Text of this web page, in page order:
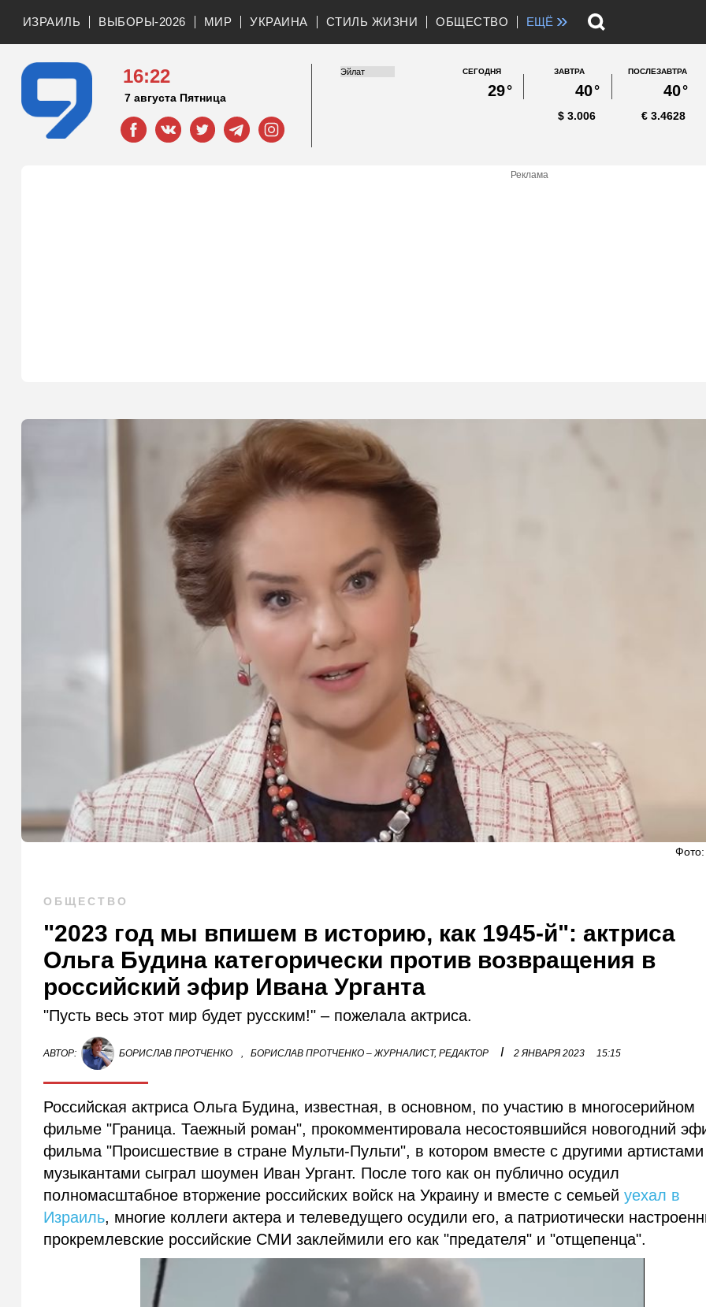
ИЗРАИЛЬ ВЫБОРЫ-2026 МИР УКРАИНА СТИЛЬ ЖИЗНИ ОБЩЕСТВО ЕЩЁ »
16:22
7 августа Пятница
СЕГОДНЯ
29°
ЗАВТРА
40°
ПОСЛЕЗАВТРА
40°
3.006
$ 3.4628
€
Реклама
Фото:
ОБЩЕСТВО
"2023 год мы впишем в историю, как 1945-й": актриса
Ольга Будина категорически против возвращения в
российский эфир Ивана Урганта
"Пусть весь этот мир будет русским!" – пожелала актриса.
АВТОР: БОРИСЛАВ ПРОТЧЕНКО , БОРИСЛАВ ПРОТЧЕНКО – ЖУРНАЛИСТ, РЕДАКТОР I 2 ЯНВАРЯ 2023 15:15
Российская актриса Ольга Будина, известная, в основном, по участию в многосерийном
фильме "Граница. Таежный роман", прокомментировала несостоявшийся новогодний
фильма "Происшествие в стране Мульти-Пульти", в котором вместе с другими
музыкантами сыграл шоумен Иван Ургант. После того как он публично осудил
полномасштабное вторжение российских войск на Украину и вместе с семьейуехал в
Израиль, многие коллеги актера и телеведущего осудили его, а патриотически
прокремлевские российские СМИ заклеймили его как "предателя" и "отщепенца".